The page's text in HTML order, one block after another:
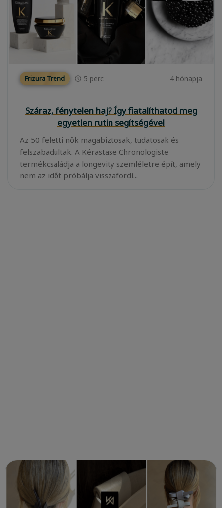
Frizura Trend 5 perc 4 hónapja
Száraz, fénytelen haj? Így fiatalíthatod meg
egyetlen rutin segítségével
Az 50 feletti nők magabiztosak, tudatosak és
felszabadultak. A Kérastase Chronologiste
termékcsaládja a longevity szemléletre épít, amely
nem az időt próbálja visszafordí...